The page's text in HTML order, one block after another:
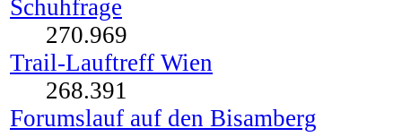
Schuhfrage
270.969
Trail-Lauftreff Wien
268.391
Forumslauf auf den Bisamberg